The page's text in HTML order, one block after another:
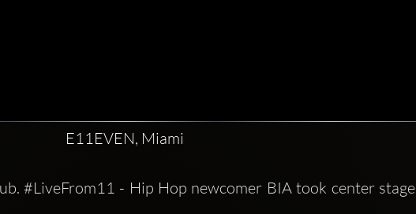
E11EVEN, Miami
#LiveFrom11 - Hip Hop newcomer BIA took center stage